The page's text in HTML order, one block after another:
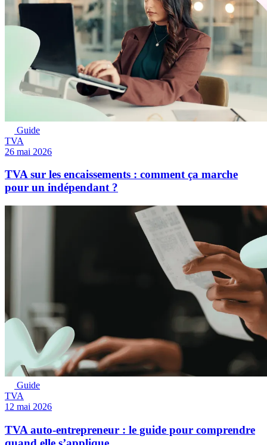
Guide
TVA
26 mai 2026
TVA sur les encaissements : comment ça marche
pour un indépendant ?
Guide
TVA
12 mai 2026
TVA auto-entrepreneur : le guide pour comprendre